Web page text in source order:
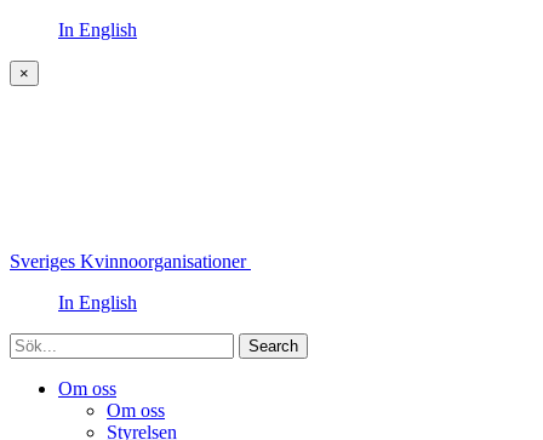
In English
×
Sveriges Kvinnoorganisationer
In English
Sök
Om oss
Om oss
Styrelsen